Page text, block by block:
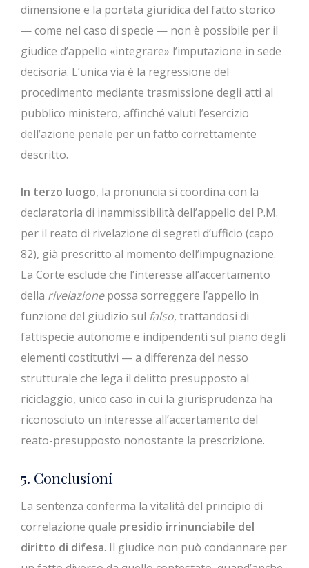
dimensione e la portata giuridica del fatto storico
— come nel caso di specie — non è possibile per il
giudice d’appello «integrare» l’imputazione in sede
decisoria. L’unica via è la regressione del
procedimento mediante trasmissione degli atti al
pubblico ministero, affinché valuti l’esercizio
dell’azione penale per un fatto correttamente
descritto.
In terzo luogo, la pronuncia si coordina con la
declaratoria di inammissibilità dell’appello del P.M.
per il reato di rivelazione di segreti d’ufficio (capo
82), già prescritto al momento dell’impugnazione.
La Corte esclude che l’interesse all’accertamento
della rivelazionepossa sorreggere l’appello in
funzione del giudizio sul falso, trattandosi di
fattispecie autonome e indipendenti sul piano degli
elementi costitutivi — a differenza del nesso
strutturale che lega il delitto presupposto al
riciclaggio, unico caso in cui la giurisprudenza ha
riconosciuto un interesse all’accertamento del
reato-presupposto nonostante la prescrizione.
5. Conclusioni
La sentenza conferma la vitalità del principio di
correlazione quale presidio irrinunciabile del
diritto di difesa. Il giudice non può condannare per